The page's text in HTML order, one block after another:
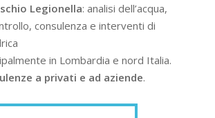
Legionella: analisi dell’acqua,
consulenza e interventi di
in Lombardia e nord Italia.
a privati e ad aziende.